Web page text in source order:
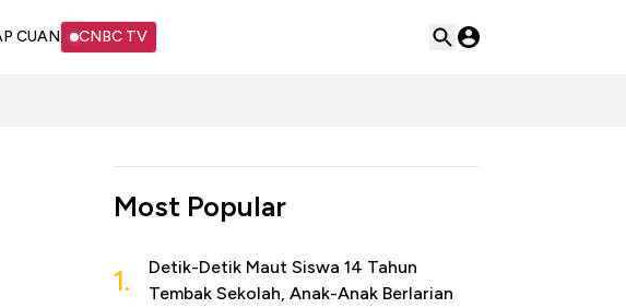
CUAN CNBC TV
Most Popular
1.
Detik-Detik Maut Siswa 14 Tahun
Tembak Sekolah, Anak-Anak Berlarian